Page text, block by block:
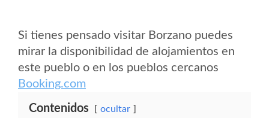
Si tienes pensado visitar Borzano puedes
mirar la disponibilidad de alojamientos en
este pueblo o en los pueblos cercanos
Booking.com
Contenidos ocultar